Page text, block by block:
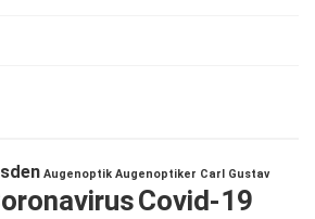
Augenoptik Augenoptiker Carl Gustav
Covid-19